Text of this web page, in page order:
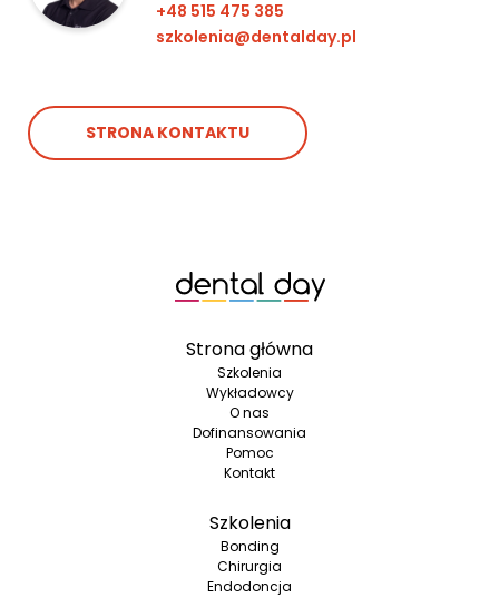
+48 515 475 385
szkolenia@dentalday.pl
STRONA KONTAKTU
Strona główna
Szkolenia
Wykładowcy
O nas
Dofinansowania
Pomoc
Kontakt
Szkolenia
Bonding
Chirurgia
Endodoncja